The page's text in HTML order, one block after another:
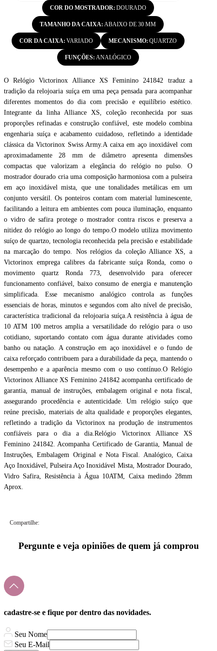
O Relógio Victorinox Alliance XS Feminino 241842 traduz a
tradição da relojoaria suíça em uma peça pensada para acompanhar
diferentes momentos do dia com precisão e equilíbrio estético.
Integrante da linha Alliance XS, coleção reconhecida por suas
proporções refinadas e construção confiável, este modelo combina
engenharia suíça e acabamento cuidadoso, refletindo a identidade
clássica da Victorinox Swiss Army.A caixa em aço inoxidável com
aproximadamente 28 mm de diâmetro apresenta dimensões
compactas que valorizam a elegância do relógio no pulso. O
mostrador dourado cria uma composição harmoniosa com a pulseira
em aço inoxidável mista, que une tonalidades metálicas em um
conjunto versátil. Os ponteiros contam com material luminescente,
facilitando a leitura em ambientes com pouca iluminação, enquanto
o vidro de safira protege o mostrador contra riscos e preserva a
nitidez do relógio ao longo do tempo.O modelo utiliza movimento
suíço de quartzo, tecnologia reconhecida pela precisão e estabilidade
na marcação do tempo. Nos relógios da coleção Alliance XS, a
Victorinox emprega calibres da fabricante suíça Ronda, como o
movimento quartz Ronda 773, desenvolvido para oferecer
funcionamento confiável, baixo consumo de energia e manutenção
simplificada. Esse mecanismo analógico controla as funções
essenciais de horas, minutos e segundos com alto nível de precisão,
característica tradicional da relojoaria suíça.A resistência à água de
10 ATM 100 metros amplia a versatilidade do relógio para o uso
cotidiano, suportando contato com água durante atividades como
banho ou natação. A construção em aço inoxidável e o fundo de
caixa reforçado contribuem para a durabilidade da peça, mantendo o
desempenho e a aparência mesmo com o uso contínuo.O Relógio
Victorinox Alliance XS Feminino 241842 acompanha certificado de
garantia, manual de instruções, embalagem original e nota fiscal,
assegurando procedência e autenticidade. Um relógio suíço que
reúne precisão, materiais de alta qualidade e proporções elegantes,
refletindo a tradição da Victorinox na produção de instrumentos
confiáveis para o dia a dia.Relógio Victorinox Alliance XS
Feminino 241842. Acompanha Certificado de Garantia, Manual de
Instruções, Embalagem Original e Nota Fiscal. Analógico, Caixa
Aço Inoxidável, Pulseira Aço Inoxidável Mista, Mostrador Dourado,
Vidro Safira, Resistência à Água 10ATM, Caixa medindo 28mm
Aprox.
COR DO MOSTRADOR DOURADO
TAMANHO DA CAIXA ABAIXO DE 30 MM
COR DA CAIXA VARIADO MECANISMO QUARTZO
FUNÇÕES ANALÓGICO
Compartilhe:
Pergunte e veja opiniões de quem já comprou
cadastre-se e fique por dentro das novidades.
Seu Nome
Seu E-Mail